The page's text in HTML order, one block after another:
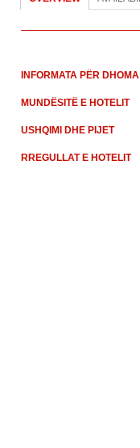
INFORMATA PËR DHOMA
MUNDËSITË E HOTELIT
USHQIMI DHE PIJET
RREGULLAT E HOTELIT